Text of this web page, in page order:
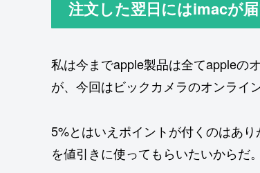
注文した翌日にはimacが届
私は今までapple製品は全てappleの
が、今回はビックカメラのオンライ
5%とはいえポイントが付くのはあ
を値引きに使ってもらいたいからだ。